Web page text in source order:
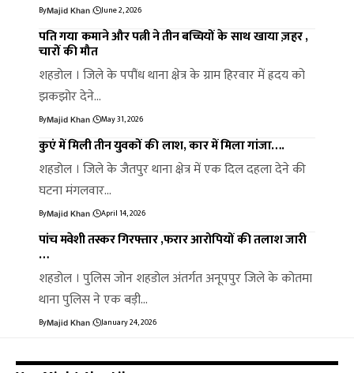
ByMajid Khan June 2, 2026
पति गया कमाने और पत्नी ने तीन बच्चियों के साथ खाया ज़हर ,
चारों की मौत
शहडोल । जिले के पपौंध थाना क्षेत्र के ग्राम हिरवार में ह्रदय को
झकझोर देने…
ByMajid Khan May 31, 2026
कुएं में मिली तीन युवकों की लाश, कार में मिला गांजा….
शहडोल । जिले के जैतपुर थाना क्षेत्र में एक दिल दहला देने की
घटना मंगलवार…
ByMajid Khan April 14, 2026
पांच मवेशी तस्कर गिरफ्तार ,फरार आरोपियों की तलाश जारी
…
शहडोल । पुलिस जोन शहडोल अंतर्गत अनूपपुर जिले के कोतमा
थाना पुलिस ने एक बड़ी…
ByMajid Khan January 24, 2026